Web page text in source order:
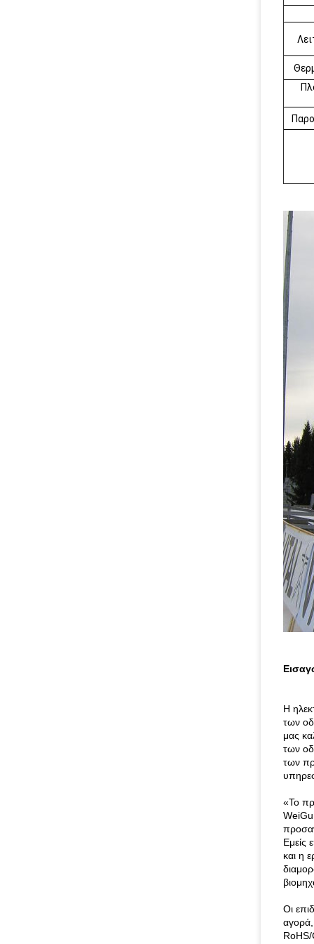
Η
των
μας
των
των
«Το
Εμείς
και η
Οι
αγορά,
RoHS/